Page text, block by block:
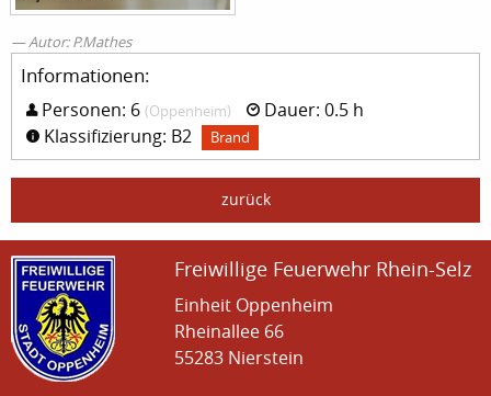
Autor: P.Mathes
Informationen:
Personen: 6 (Oppenheim)
Dauer: 0.5 h
Klassifizierung: B2
Brand
zurück
Freiwillige Feuerwehr Rhein-Selz
Einheit Oppenheim
Rheinallee 66
55283 Nierstein